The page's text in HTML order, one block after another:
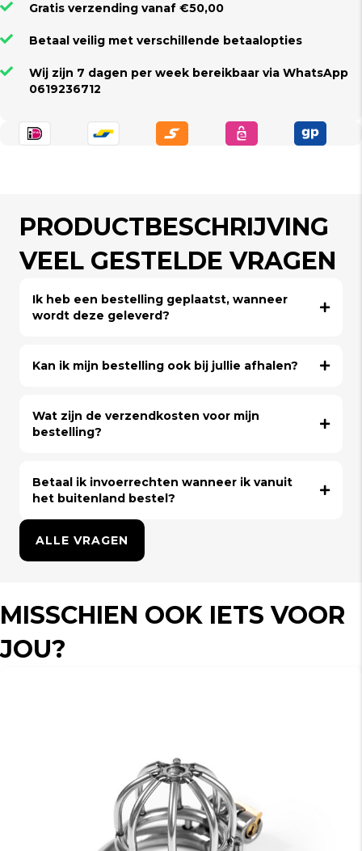
Gratis verzending vanaf €50,00
Betaal veilig met verschillende betaalopties
Wij zijn 7 dagen per week bereikbaar via WhatsApp
0619236712
PRODUCTBESCHRIJVING
VEEL GESTELDE VRAGEN
Ik heb een bestelling geplaatst, wanneer
wordt deze geleverd?
Kan ik mijn bestelling ook bij jullie afhalen?
Wat zijn de verzendkosten voor mijn
bestelling?
Betaal ik invoerrechten wanneer ik vanuit
het buitenland bestel?
ALLE VRAGEN
MISSCHIEN OOK IETS VOOR
JOU?